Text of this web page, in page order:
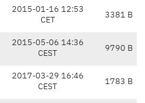
2015-01-16 12:53
CET
3381 B
2015-05-06 14:36
CEST
9790 B
2017-03-29 16:46
CEST
1783 B